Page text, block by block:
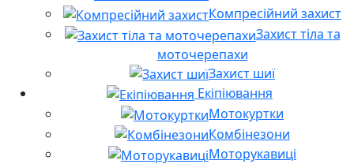
Компресійний захист
Захист тіла та
моточерепахи
Захист шиї
Екіпіювання
Мотокуртки
Комбінезони
Моторукавиці